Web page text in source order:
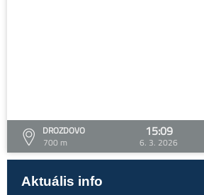
DROZDOVO
700 m
15:09
6. 3. 2026
Aktuális info